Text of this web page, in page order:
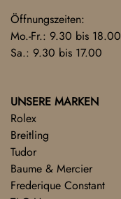
Öffnungszeiten:
Mo.-Fr.: 9.30 bis 18.00
Sa.: 9.30 bis 17.00
UNSERE MARKEN
Rolex
Breitling
Tudor
Baume & Mercier
Frederique Constant